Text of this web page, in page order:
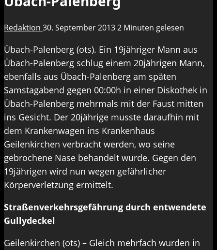
Redaktion 30. September 20132 Minuten gelesen
Übach-Palenberg (ots). Ein 19jähriger Mann aus
Übach-Palenberg schlug einem 20jährigen Mann,
ebenfalls aus Übach-Palenberg am späten
Samstagabend gegen 00:00h in einer Diskothek in
Übach-Palenberg mehrmals mit der Faust mitten
ins Gesicht. Der 20jährige musste daraufhin mit
dem Krankenwagen ins Krankenhaus
Geilenkirchen verbracht werden, wo seine
gebrochene Nase behandelt wurde. Gegen den
19jährigen wird nun wegen gefährlicher
Körperverletzung ermittelt.
Straßenverkehrsgefährung durch entwendete
Gullydeckel
Geilenkirchen (ots) – Gleich mehrfach wurden in